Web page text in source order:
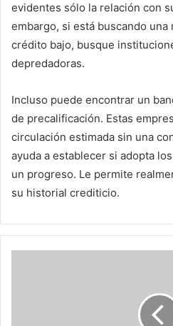
evidentes sólo la relación con
embargo, si está buscando una
crédito bajo, busque
depredadoras.
Incluso puede encontrar un
de precalificación. Estas
circulación estimada sin una
ayuda a establecer si adopta
un progreso. Le permite
su historial crediticio.